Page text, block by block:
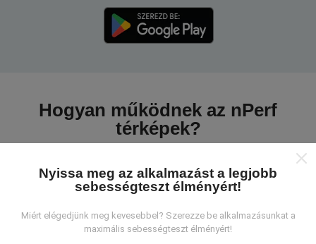
Hogyan működnek az nPerf
térképek?
Honnan származnak az adatok?
Nyissa meg az alkalmazást a legjobb
sebességteszt élményért!
Miért elégedjünk meg kevesebbel? Szerezze be alkalmazásunkat a
maximális sebességteszt élményért!